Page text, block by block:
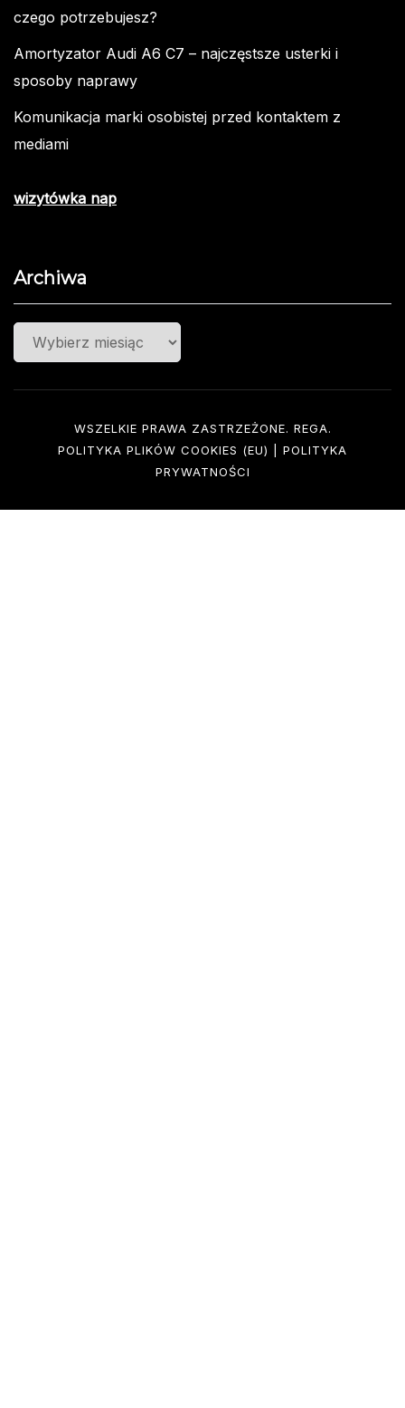
czego potrzebujesz?
Amortyzator Audi A6 C7 – najczęstsze usterki i
sposoby naprawy
Komunikacja marki osobistej przed kontaktem z
mediami
wizytówka nap
Archiwa
Archiwa
WSZELKIE PRAWA ZASTRZEŻONE. REGA.
POLITYKA PLIKÓW COOKIES (EU)
POLITYKA
PRYWATNOŚCI